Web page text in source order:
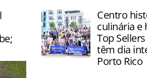
Centro
culinária e
Top
têm dia
Porto Rico